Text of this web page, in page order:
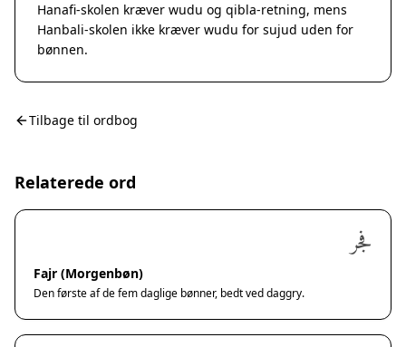
Hanafi-skolen kræver wudu og qibla-retning, mens
Hanbali-skolen ikke kræver wudu for sujud uden for
bønnen.
Tilbage til ordbog
Relaterede ord
فجر
Fajr (Morgenbøn)
Den første af de fem daglige bønner, bedt ved daggry.